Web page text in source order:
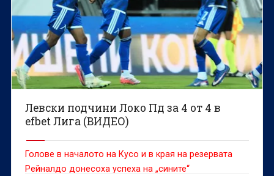
Левски подчини Локо Пд за 4 от 4 в
efbet Лига (ВИДЕО)
Голове в началото на Кусо и в края на резервата
Рейналдо донесоха успеха на „сините“